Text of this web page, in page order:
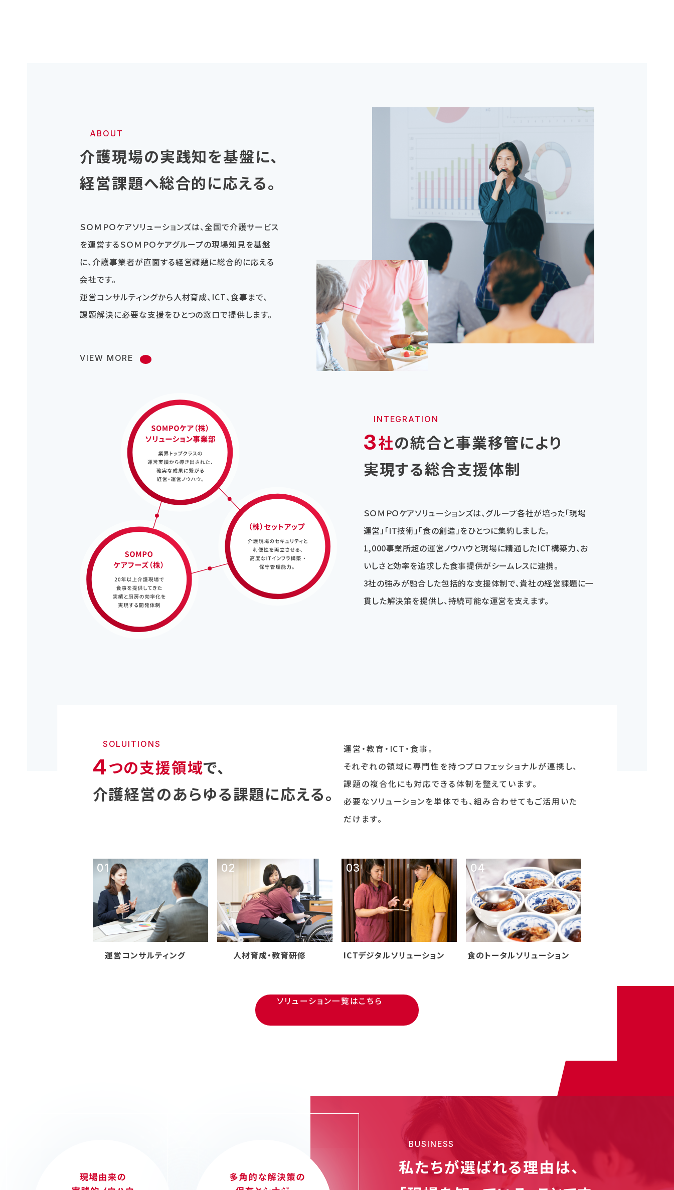
ABOUT
介護現場の実践知を基盤に、
経営課題へ総合的に応える。
ＳＯＭＰＯケアソリューションズは、全国で介護サービス
を運営するＳＯＭＰＯケアグループの現場知見を基盤
に、介護事業者が直面する経営課題に総合的に応える
会社です。
運営コンサルティングから人材育成、ICT、食事まで、
課題解決に必要な支援をひとつの窓口で提供します。
VIEW MORE
INTEGRATION
3社の統合と事業移管により
実現する総合支援体制
ＳＯＭＰＯケアソリューションズは、グループ各社が培った「現場
運営」「IT技術」「食の創造」をひとつに集約しました。
1,000事業所超の運営ノウハウと現場に精通したICT構築力、お
いしさと効率を追求した食事提供がシームレスに連携。
3社の強みが融合した包括的な支援体制で、貴社の経営課題に一
貫した解決策を提供し、持続可能な運営を支えます。
SOLUITIONS
4つの支援領域で、
介護経営のあらゆる課題に応える。
運営・教育・ICT・食事。
それぞれの領域に専門性を持つプロフェッショナルが連携し、
課題の複合化にも対応できる体制を整えています。
必要なソリューションを単体でも、組み合わせてもご活用いた
だけます。
運営コンサルティング 人材育成・教育研修 ICTデジタルソリューション 食のトータルソリューション
ソリューション一覧はこちら
BUSINESS
私たちが選ばれる理由は、